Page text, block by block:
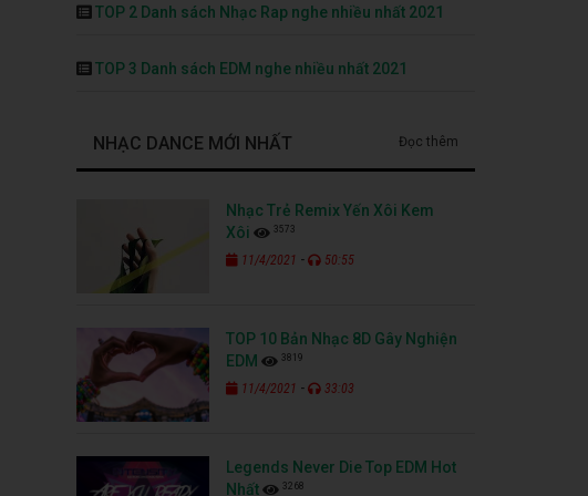
TOP 2 Danh sách Nhạc Rap nghe nhiều nhất 2021
TOP 3 Danh sách EDM nghe nhiều nhất 2021
NHẠC DANCE MỚI NHẤT Đọc thêm
Nhạc Trẻ Remix Yến Xôi Kem
Xôi
3573
11/4/2021 - 50:55
TOP 10 Bản Nhạc 8D Gây Nghiện
EDM
3819
11/4/2021 - 33:03
Legends Never Die Top EDM Hot
Nhất
3268